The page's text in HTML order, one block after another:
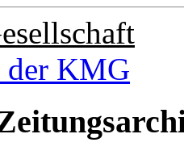
der KMG